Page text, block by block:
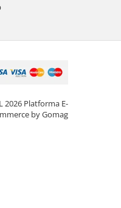
2026 Platforma E-
by Gomag